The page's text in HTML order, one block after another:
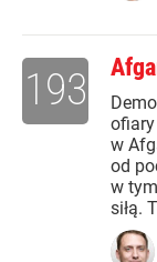
w
od
w
siłą.
193